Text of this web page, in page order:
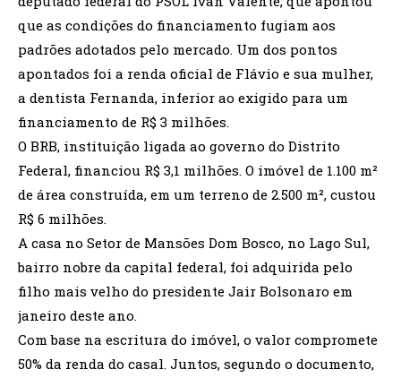
que as condições do financiamento fugiam aos
padrões adotados pelo mercado. Um dos pontos
apontados foi a renda oficial de Flávio e sua mulher,
a dentista Fernanda, inferior ao exigido para um
financiamento de R$ 3 milhões.
O BRB, instituição ligada ao governo do Distrito
Federal, financiou R$ 3,1 milhões. O imóvel de 1.100 m²
de área construída, em um terreno de 2.500 m², custou
R$ 6 milhões.
A casa no Setor de Mansões Dom Bosco, no Lago Sul,
bairro nobre da capital federal, foi adquirida pelo
filho mais velho do presidente Jair Bolsonaro em
janeiro deste ano.
Com base na escritura do imóvel, o valor compromete
50% da renda do casal. Juntos, segundo o documento,